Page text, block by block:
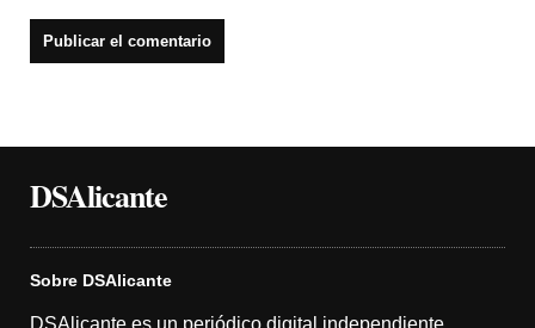
DSAlicante
Sobre DSAlicante
DSAlicante es un periódico digital independiente